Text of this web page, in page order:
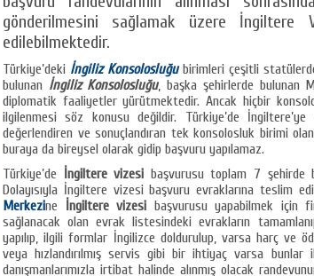
gönderilmesini sağlamak üzere İngiltere
edilebilmektedir.
Türkiye’deki İngiliz Konsolosluğubirimleri çeşitli
bulunan İngiliz Konsolosluğu, başka şehirlerde bulunan
diplomatik faaliyetler yürütmektedir. Ancak hiçbir
ilgilenmesi söz konusu değildir. Türkiye’de İngiltere’ye
değerlendiren ve sonuçlandıran tek konsolosluk birimi olan
buraya da bireysel olarak gidip başvuru yapılamaz.
Türkiye’de
İngiltere vizesi başvurusu toplam 7 şehirde
Dolayısıyla İngiltere vizesi başvuru evraklarına teslim
Merkezine İngiltere vizesi başvurusu yapabilmek için
sağlanacak olan evrak listesindeki evrakların
yapılıp, ilgili formlar İngilizce doldurulup, varsa harç ve
veya hızlandırılmış servis gibi bir ihtiyaç varsa
danışmanlarımızla irtibat halinde alınmış olacak